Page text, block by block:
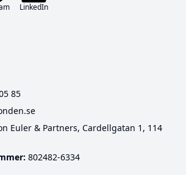
LinkedIn
85
Euler & Partners, Cardellgatan 1, 114
802482-6334